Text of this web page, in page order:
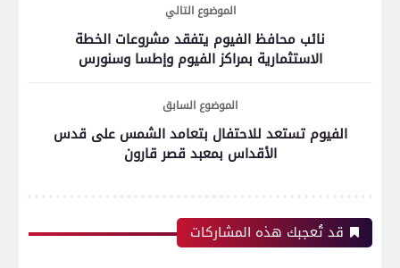
الموضوع التالي
نائب محافظ الفيوم يتفقد مشروعات الخطة
الاستثمارية بمراكز الفيوم وإطسا وسنورس
الموضوع السابق
الفيوم تستعد للاحتفال بتعامد الشمس على قدس
الأقداس بمعبد قصر قارون
قد تُعجبك هذه المشاركات